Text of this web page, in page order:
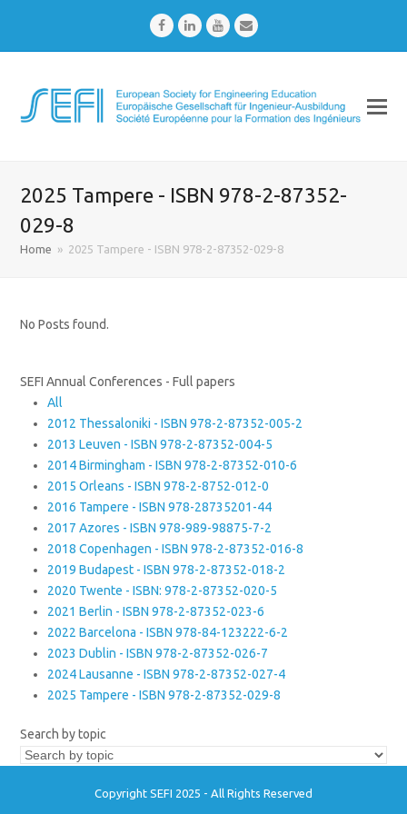
FacebookLinkedInYoutubeEmail
2025 Tampere - ISBN 978-2-87352-
029-8
Home » 2025 Tampere - ISBN 978-2-87352-029-8
No Posts found.
SEFI Annual Conferences - Full papers
All
2012 Thessaloniki - ISBN 978-2-87352-005-2
2013 Leuven - ISBN 978-2-87352-004-5
2014 Birmingham - ISBN 978-2-87352-010-6
2015 Orleans - ISBN 978-2-8752-012-0
2016 Tampere - ISBN 978-28735201-44
2017 Azores - ISBN 978-989-98875-7-2
2018 Copenhagen - ISBN 978-2-87352-016-8
2019 Budapest - ISBN 978-2-87352-018-2
2020 Twente - ISBN: 978-2-87352-020-5
2021 Berlin - ISBN 978-2-87352-023-6
2022 Barcelona - ISBN 978-84-123222-6-2
2023 Dublin - ISBN 978-2-87352-026-7
2024 Lausanne - ISBN 978-2-87352-027-4
2025 Tampere - ISBN 978-2-87352-029-8
Search by topic
Copyright SEFI 2025 - All Rights Reserved